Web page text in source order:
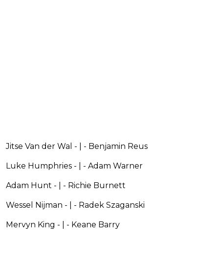
Jitse Van der Wal - | - Benjamin Reus
Luke Humphries - | - Adam Warner
Adam Hunt - | - Richie Burnett
Wessel Nijman - | - Radek Szaganski
Mervyn King - | - Keane Barry